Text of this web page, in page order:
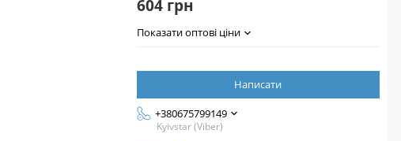
604 грн
Показати оптові ціни
Написати
+380675799149
Kyivstar (Viber)